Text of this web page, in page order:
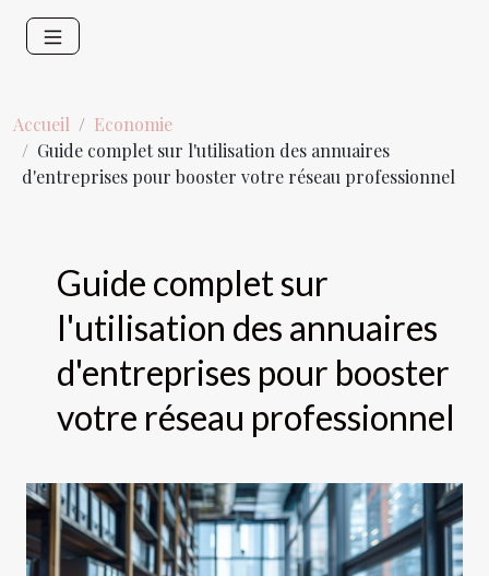
Accueil
Economie
Guide complet sur l'utilisation des annuaires
d'entreprises pour booster votre réseau professionnel
Guide complet sur
l'utilisation des annuaires
d'entreprises pour booster
votre réseau professionnel